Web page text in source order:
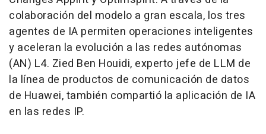
colaboración del modelo a gran escala, los tres
agentes de IA permiten operaciones inteligentes
y aceleran la evolución a las redes autónomas
(AN) L4. Zied Ben Houidi, experto jefe de LLM de
la línea de productos de comunicación de datos
de Huawei, también compartió la aplicación de IA
en las redes IP.